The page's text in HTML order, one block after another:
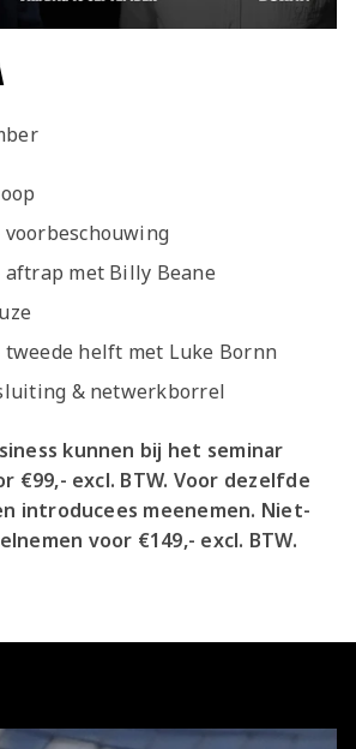
aftrap met Billy Beane
tweede helft met Luke Bornn
& netwerkborrel
kunnen bij het seminar
€99,- excl. BTW. Voor dezelfde
introducees meenemen. Niet-
voor €149,- excl. BTW.